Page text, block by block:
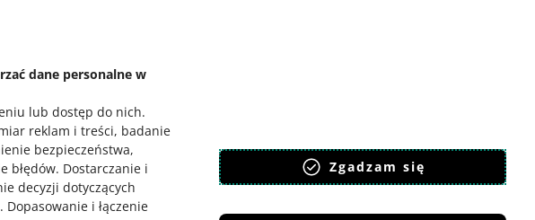
dane personalne w
lub dostęp do nich.
reklam i treści, badanie
bezpieczeństwa,
błędów. Dostarczanie i
decyzji dotyczących
. Dopasowanie i łączenie
Zgadzam się